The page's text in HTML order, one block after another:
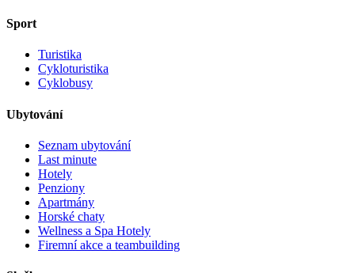
Sport
Turistika
Cykloturistika
Cyklobusy
Ubytování
Seznam ubytování
Last minute
Hotely
Penziony
Apartmány
Horské chaty
Wellness a Spa Hotely
Firemní akce a teambuilding